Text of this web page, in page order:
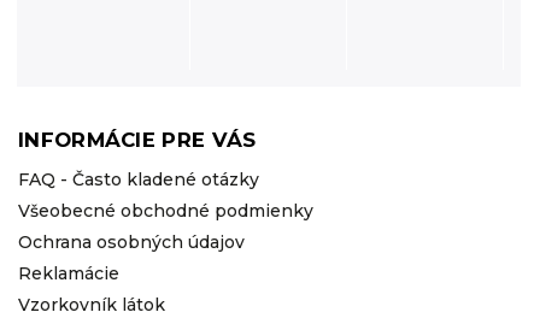
INFORMÁCIE PRE VÁS
FAQ - Často kladené otázky
Všeobecné obchodné podmienky
Ochrana osobných údajov
Reklamácie
Vzorkovník látok